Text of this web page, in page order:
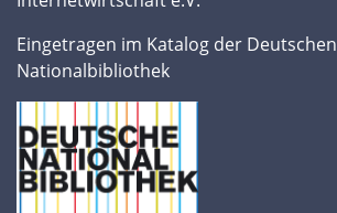
Eingetragen im Katalog der Deutschen
Nationalbibliothek